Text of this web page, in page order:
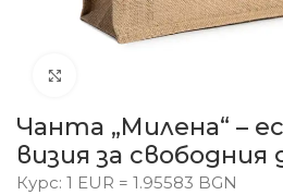
Чанта „Милена“ –
визия за свободния
Курс: 1 EUR = 1.95583 BGN